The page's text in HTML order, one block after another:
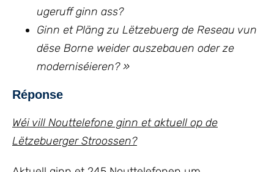
ugeruff ginn ass?
Ginn et Pläng zu Lëtzebuerg de Reseau vun
dëse Borne weider auszebauen oder ze
moderniséieren? »
Réponse
Wéi vill Nouttelefone ginn et aktuell op de
Lëtzebuerger Stroossen?